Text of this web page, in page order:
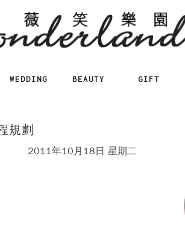
WEDDING BEAUTY GIFT
規劃
2011年10月18日 星期二